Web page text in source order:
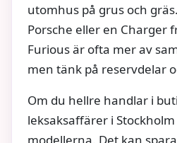
utomhus på grus och
Porsche eller en Charger
Furious är ofta mer av
men tänk på reservdelar
Om du hellre handlar i
leksaksaffärer i
modellerna. Det kan